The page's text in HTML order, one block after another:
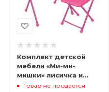
Комплект детской
мебели «Ми-ми-
мишки» лисичка и
цыпа
Товар не продается